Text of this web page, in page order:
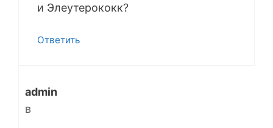
и Элеутерококк?
Ответить
admin
в